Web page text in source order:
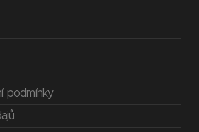
podmínky